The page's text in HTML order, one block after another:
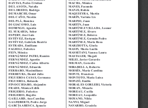
DANTAS, Pedro Cristian
DE LA SOTA, Natalia
DE LOREDO, Rodrigo
DE MARCHI, Omar
DEL CAÑO, Nicolás
DEL PLÁ, Romina
DI GIACOMO, Luis
DOMINGO, Agustín
EL SUKARIA, Soher
ESPERT, José Luis
ESTÉVEZ, Enrique
ESTÉVEZ, Gabriela Beatriz
ESTRADA, Emiliano
FAGIOLI, Federico
FEIN, Mónica
FERNÁNDEZ PATRI, Ramiro
FERNÁNDEZ, Agustín
FERNÁNDEZ, Carlos Alberto
FERNÁNDEZ, Eduardo
FERRARO, Maximiliano
FERREYRA, Daniel Julio
FIGUEROA CASAS, Germana
FIGUEROA, Rolando
FINOCCHIARO, Alejandro
FRADE, Mónica Edith
FRIGERIO, Federico
FRIGERIO, Rogelio
GAILLARD, Ana Carolina
GALIMBERTI, Pedro Jorge
GARCÍA ARESCA, Ignacio
MACHA, Mónica
MANES, Facundo
MANZI, Rubén
MAQUIEYRA, Martín
MARÍN, Varinia Lis
MARINO, Juan
MARTÍN, Juan
MARTÍNEZ VILLADA, Leonor
MARTÍNEZ, Álvaro
MARTÍNEZ, Dolores
MARTÍNEZ, Germán Pedro
MARTÍNEZ, María Rosa
MARZIOTTA, Gisela
MASIN, María Lucila
MASSETANI, Vanesa Laura
MASTALER, Magalí
MILEI, Javier Gerardo
MILMAN, Gerardo
MIRABELLA, Roberto
MOISÉS, María Carolina
MONTI, Francisco
MONTOTO, María Luisa
MONZÓ, Emilio
MORALES GORLERI, Victoria
MORAN, Micaela
MOREAU, Cecilia
MOREAU, Leopoldo
MOYANO, Nilda
NANNI, Miguel
NAVARRO, Graciela